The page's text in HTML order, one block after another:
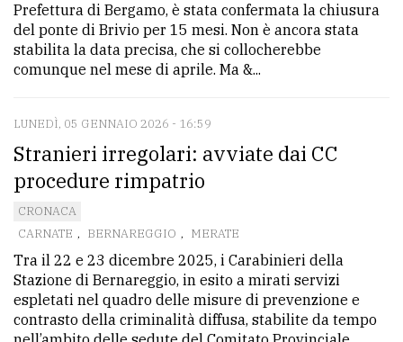
Prefettura di Bergamo, è stata confermata la chiusura
del ponte di Brivio per 15 mesi. Non è ancora stata
stabilita la data precisa, che si collocherebbe
comunque nel mese di aprile. Ma &...
LUNEDÌ, 05 GENNAIO 2026 - 16:59
Stranieri irregolari: avviate dai CC
procedure rimpatrio
CRONACA
CARNATE , BERNAREGGIO , MERATE
Tra il 22 e 23 dicembre 2025, i Carabinieri della
Stazione di Bernareggio, in esito a mirati servizi
espletati nel quadro delle misure di prevenzione e
contrasto della criminalità diffusa, stabilite da tempo